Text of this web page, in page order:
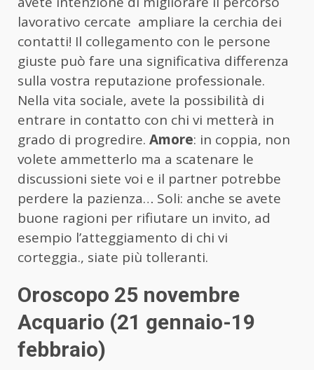
lavorativo cercate ampliare la cerchia dei
contatti! Il collegamento con le persone
giuste può fare una significativa differenza
sulla vostra reputazione professionale.
Nella vita sociale, avete la possibilità di
entrare in contatto con chi vi metterà in
grado di progredire. Amore: in coppia, non
volete ammetterlo ma a scatenare le
discussioni siete voi e il partner potrebbe
perdere la pazienza… Soli: anche se avete
buone ragioni per rifiutare un invito, ad
esempio l’atteggiamento di chi vi
corteggia., siate più tolleranti.
Oroscopo 25 novembre
Acquario (21 gennaio-19
febbraio)